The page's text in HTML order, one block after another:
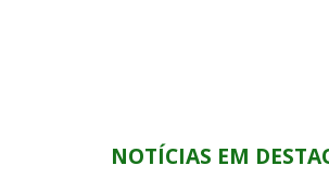
NOTÍCIAS EM